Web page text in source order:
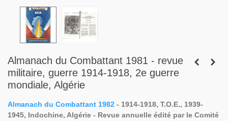
Almanach du Combattant 1981 - revue
militaire, guerre 1914-1918, 2e guerre
mondiale, Algérie
Almanach du Combattant 1982 - 1914-1918, T.O.E., 1939-
1945, Indochine, Algérie - Revue annuelle édité par le Comité